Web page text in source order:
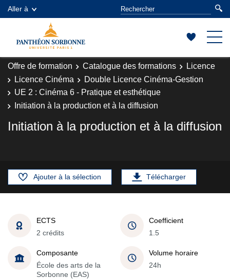
Aller à
Offre de formation Catalogue des formations
Licence
Licence Cinéma
Double Licence Cinéma-Gestion
UE 2 : Cinéma 6 - Pratique et esthétique
Initiation à la production et à la diffusion
Initiation à la production et à la diffusion
Ajouter à la sélection Télécharger
ECTS
2 crédits
Coefficient
1.5
Composante
École des arts de la
Sorbonne (EAS)
Volume horaire
24h